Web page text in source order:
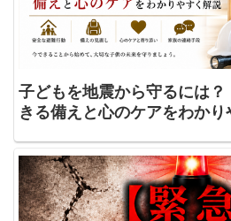
子どもを地震から守るには
きる備えと心のケアをわかり